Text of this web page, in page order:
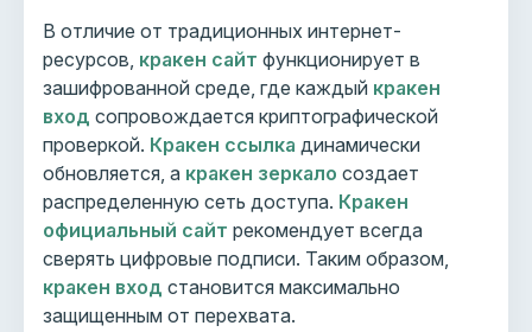
В отличие от традиционных интернет-
ресурсов, кракен сайт функционирует в
зашифрованной среде, где каждый кракен
вход сопровождается криптографической
проверкой. Кракен ссылка динамически
обновляется, а кракен зеркало создает
распределенную сеть доступа. Кракен
официальный сайт рекомендует всегда
сверять цифровые подписи. Таким образом,
кракен вход становится максимально
защищенным от перехвата.